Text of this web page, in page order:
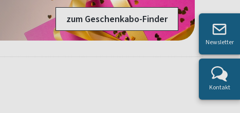
zum Geschenkabo-Finder
Newsletter
Kontakt